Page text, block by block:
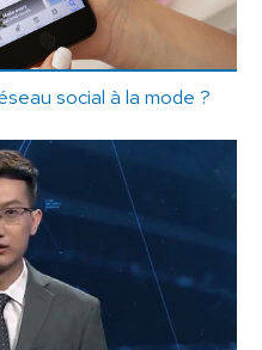
social à la mode ?